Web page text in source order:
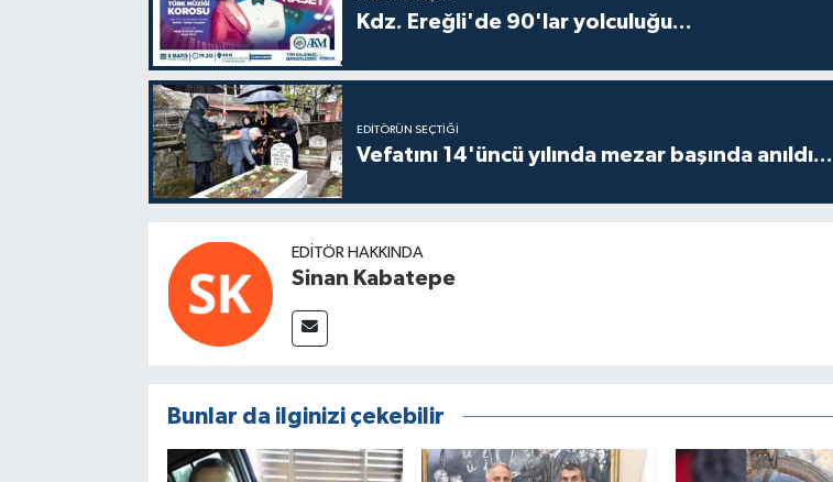
Kdz. Ereğli'de 90'lar yolculuğu...
EDITÖRÜN SEÇTIĞI
Vefatını 14'üncü yılında mezar başında anıldı...
EDITÖR HAKKINDA
Sinan Kabatepe
Bunlar da ilginizi çekebilir